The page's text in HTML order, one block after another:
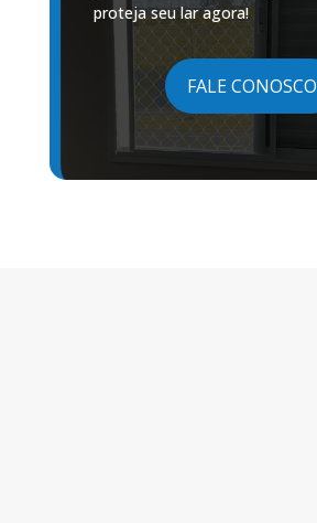
proteja seu lar agora!
FALE CONOSCO